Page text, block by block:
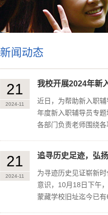
新闻动态
21
2024-11
我校开展2024年新
近日，为帮助新入职
年度新入职辅导员专
各部门负责老师围绕
21
2024-11
追寻历史足迹，弘
为寻迹历史见证崭新
意识，10月18日下午
蒙藏学校旧址迄今已